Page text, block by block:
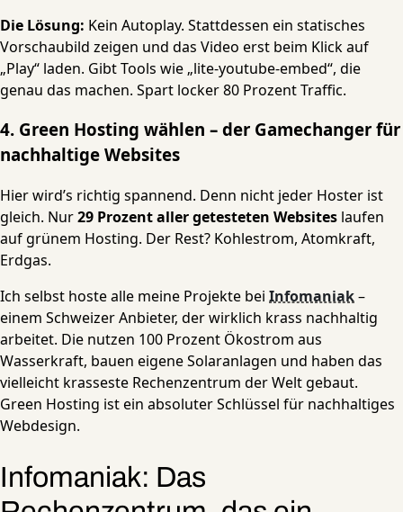
Die Lösung: Kein Autoplay. Stattdessen ein statisches
Vorschaubild zeigen und das Video erst beim Klick auf
„Play“ laden. Gibt Tools wie „lite-youtube-embed“, die
genau das machen. Spart locker 80 Prozent Traffic.
4. Green Hosting wählen – der Gamechanger für
nachhaltige Websites
Hier wird’s richtig spannend. Denn nicht jeder Hoster ist
gleich. Nur29 Prozent aller getesteten Websites laufen
auf grünem Hosting. Der Rest? Kohlestrom, Atomkraft,
Erdgas.
Ich selbst hoste alle meine Projekte bei Infomaniak–
einem Schweizer Anbieter, der wirklich krass nachhaltig
arbeitet. Die nutzen 100 Prozent Ökostrom aus
Wasserkraft, bauen eigene Solaranlagen und haben das
vielleicht krasseste Rechenzentrum der Welt gebaut.
Green Hosting ist ein absoluter Schlüssel für nachhaltiges
Webdesign.
Infomaniak: Das